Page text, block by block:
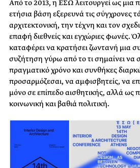
Από το 2013, η ΕΣΩ λειτουργεί ως
ετήσια βάση εξερευνά τις σύγχρονες
αρχιτεκτονική, την τέχνη και τον
επαφή διεθνείς και εγχώριες φωνές.
καταφέρει να κρατήσει ζωντανή μια
συζήτηση γύρω από το τι σημαίνει να
πραγματικό χρόνο και συνθήκες
προσαρμόζεσαι, να αμφισβητείς, να
μόνο σε επίπεδο αισθητικής, αλλά ως
κοινωνική και βαθιά πολιτική.